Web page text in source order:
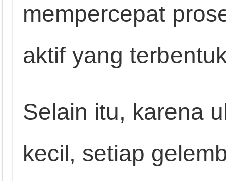
mempercepat
aktif yang
Selain itu, karena
kecil, setiap